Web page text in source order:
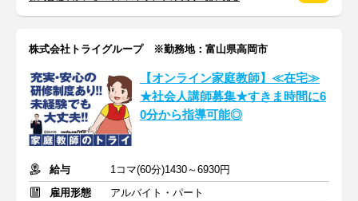
株式会社トライグループ ※勤務地：富山県高岡市
【オンライン家庭教師】≪在宅≫
★社会人講師募集★すきま時間に6
0分から指導可能◎
給与
1コマ(60分)1430～6930円
雇用形態
アルバイト・パート